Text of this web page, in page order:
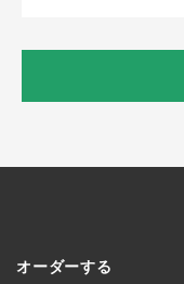
オーダーする